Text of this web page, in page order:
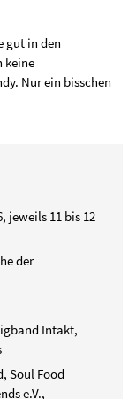
gut in den
keine
Nur ein bisschen
jeweils 11 bis 12
der
Intakt,
Soul Food
e.V.,